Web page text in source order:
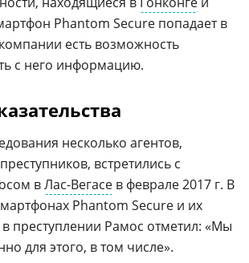
Phantom Secure попадает в
есть возможность
с него информацию.
несколько агентов,
встретились с
вЛас-Вегасе в феврале 2017 г. В
Phantom Secure и их
преступлении Рамос отметил: «Мы
для этого, в том числе».